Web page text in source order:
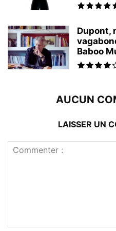
Dupont,
Baboo
AUCUN
LAISSER UN